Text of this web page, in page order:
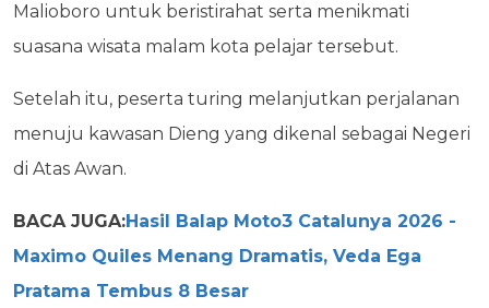
Malioboro untuk beristirahat serta menikmati
suasana wisata malam kota pelajar tersebut.
Setelah itu, peserta turing melanjutkan perjalanan
menuju kawasan Dieng yang dikenal sebagai Negeri
di Atas Awan.
BACA JUGA:Hasil Balap Moto3 Catalunya 2026 -
Maximo Quiles Menang Dramatis, Veda Ega
Pratama Tembus 8 Besar